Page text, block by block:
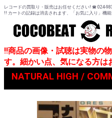
レコードの買取り・販売はお任せください! ☎ 024-
!! カートの記録は消去されます、「お気に入り」機能
!!商品の画像・試聴は実物の
す。細かい点、気になる方は
NATURAL HIGH /